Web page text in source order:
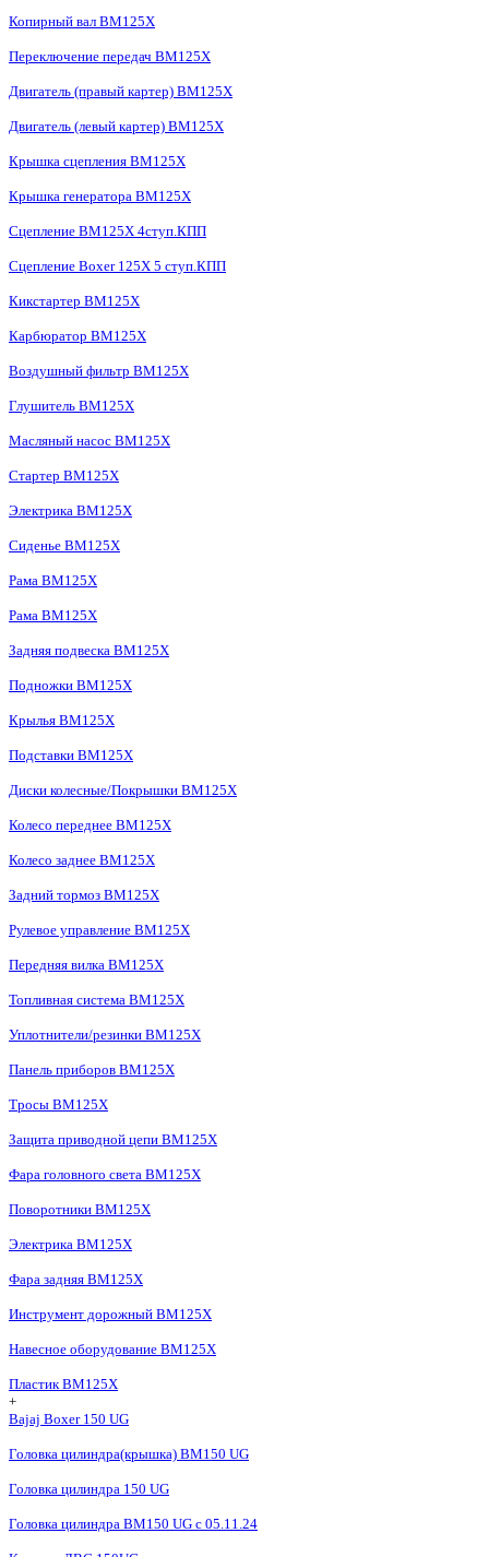
Копирный вал BM125X
Переключение передач BM125X
Двигатель (правый картер) BM125X
Двигатель (левый картер) BM125X
Крышка сцепления BM125X
Крышка генератора BM125X
Сцепление BM125X 4ступ.КПП
Сцепление Boxer 125X 5 ступ.КПП
Кикстартер BM125X
Карбюратор BM125X
Воздушный фильтр BM125X
Глушитель BM125X
Масляный насос BM125X
Стартер BM125X
Электрика BM125X
Сиденье BM125X
Рама BM125X
Рама BM125X
Задняя подвеска BM125X
Подножки BM125X
Крылья BM125X
Подставки BM125X
Диски колесные/Покрышки BM125X
Колесо переднее BM125X
Колесо заднее BM125X
Задний тормоз BM125X
Рулевое управление BM125X
Передняя вилка BM125X
Топливная система BM125X
Уплотнители/резинки BM125X
Панель приборов BM125X
Тросы BM125X
Защита приводной цепи BM125X
Фара головного света BM125X
Поворотники BM125X
Электрика BM125X
Фара задняя BM125X
Инструмент дорожный BM125X
Навесное оборудование BM125X
Пластик BM125X
+
Bajaj Boxer 150 UG
Головка цилиндра(крышка) BM150 UG
Головка цилиндра 150 UG
Головка цилиндра BM150 UG c 05.11.24